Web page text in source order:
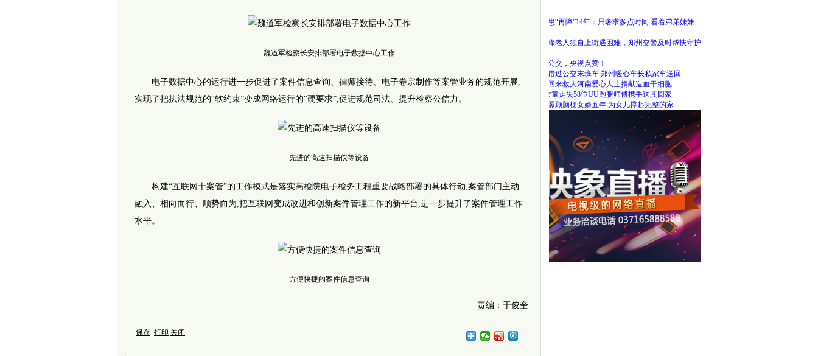
魏道军检察长安排部署电子数据中心工作
电子数据中心的运行进一步促进了案件信息查询、律师接待、电子卷宗制作等案管业务的规范开展,
实现了把执法规范的“软约束”变成网络运行的“硬要求”,促进规范司法、提升检察公信力。
先进的高速扫描仪等设备
构建“互联网十案管”的工作模式是落实高检院电子检务工程重要战略部署的具体行动,案管部门主动
融入、相向而行、顺势而为,把互联网变成改进和创新案件管理工作的新平台,进一步提升了案件管理工作
水平。
方便快捷的案件信息查询
责编：于俊奎
保存 打印 关闭
坚强女孩患“再障”14年：只奢求多点时间 看着弟弟妹妹
暖！早高峰老人独自上街遇困难，郑州交警及时帮扶守护
事发郑州公交，央视点赞！
外地乘客错过公交末班车 郑州暖心车长私家车送回
跨越千里回来救人河南爱心人士捐献造血干细胞
郑州3岁女童走失58位UU跑腿师傅携手送其回家
七旬老人照顾脑梗女婿五年:为女儿撑起完整的家